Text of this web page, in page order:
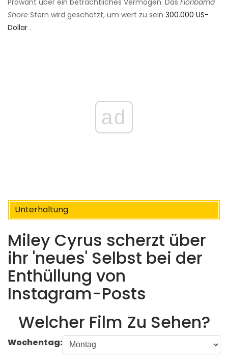
Prowant über ein beträchtliches Vermögen. Das Floribama
Shore Stern wird geschätzt, um wert zu sein 300.000 US-
Dollar .
ad
Unterhaltung
Miley Cyrus scherzt über
ihr 'neues' Selbst bei der
Enthüllung von
Instagram-Posts
Welcher Film Zu Sehen?
Wochentag: